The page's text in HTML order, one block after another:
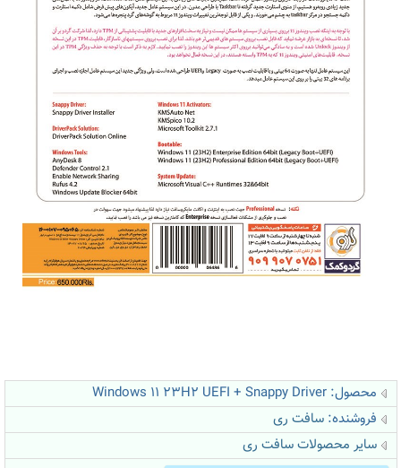
محصول: Windows 11 23H2 UEFI + Snappy Driver
فروشنده:سافت ری
سایر محصولات سافت ری